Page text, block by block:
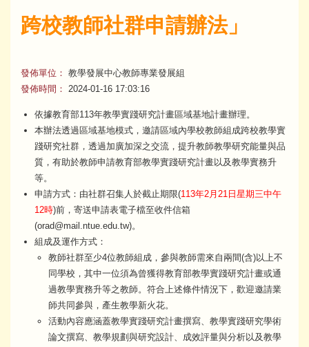
跨校教師社群申請辦法」
發佈單位： 教學發展中心教師專業發展組
發佈時間：
2024-01-16 17:03:16
依據教育部113年教學實踐研究計畫區域基地計畫辦理。
本辦法透過區域基地模式，邀請區域內學校教師組成跨校教學實
踐研究社群，透過加廣加深之交流，提升教師教學研究能量與品
質，有助於教師申請教育部教學實踐研究計畫以及教學實務升
等。
申請方式：由社群召集人於截止期限(113年2月21日星期三中午
12時)前，寄送申請表電子檔至收件信箱
(orad@mail.ntue.edu.tw)。
組成及運作方式：
教師社群至少4位教師組成，參與教師需來自兩間(含)以上不
同學校，其中一位須為曾獲得教育部教學實踐研究計畫或通
過教學實務升等之教師。符合上述條件情況下，歡迎邀請業
師共同參與，產生教學新火花。
活動內容應涵蓋教學實踐研究計畫撰寫、教學實踐研究學術
論文撰寫、教學規劃與研究設計、成效評量與分析以及教學